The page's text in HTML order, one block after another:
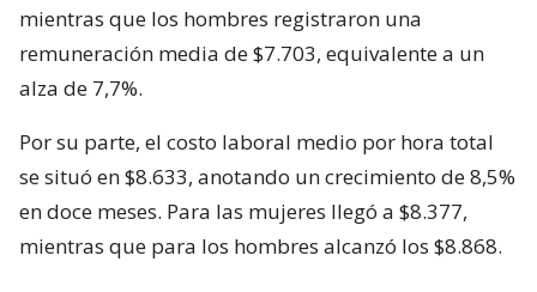
mientras que los hombres registraron una
remuneración media de $7.703, equivalente a un
alza de 7,7%.
Por su parte, el costo laboral medio por hora total
se situó en $8.633, anotando un crecimiento de 8,5%
en doce meses. Para las mujeres llegó a $8.377,
mientras que para los hombres alcanzó los $8.868.